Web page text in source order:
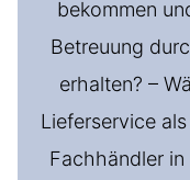
bekommen
Betreuung
erhalten? –
Lieferservice
Fachhändler